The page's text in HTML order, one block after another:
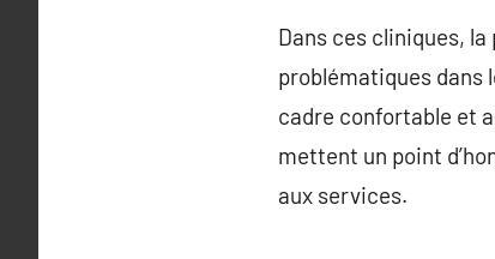
Dans ces cliniques,
problématiques dans
cadre confortable et
mettent un point
aux services.